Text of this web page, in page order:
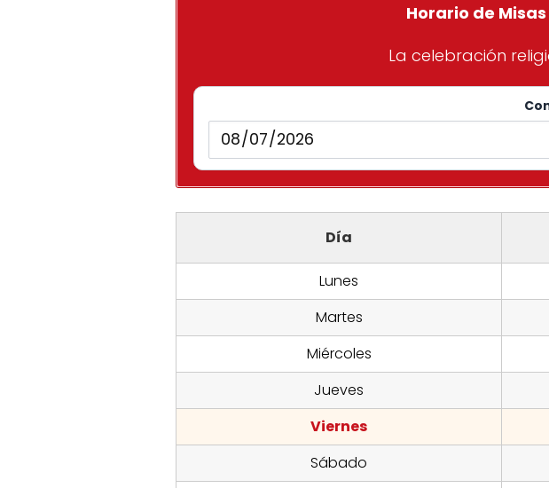
Horario de
La celebración
Día
Lunes
Martes
Miércoles
Jueves
Viernes
Sábado